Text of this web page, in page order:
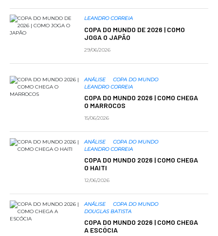
LEANDRO CORREIA
COPA DO MUNDO DE 2026 | COMO
JOGA O JAPÃO
29/06/2026
ANÁLISE
COPA DO MUNDO
LEANDRO CORREIA
COPA DO MUNDO 2026 | COMO CHEGA
O MARROCOS
15/06/2026
ANÁLISE
COPA DO MUNDO
LEANDRO CORREIA
COPA DO MUNDO 2026 | COMO CHEGA
O HAITI
12/06/2026
ANÁLISE
COPA DO MUNDO
DOUGLAS BATISTA
COPA DO MUNDO 2026 | COMO CHEGA
A ESCÓCIA